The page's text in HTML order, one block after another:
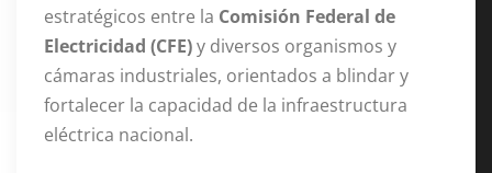
estratégicos entre la Comisión Federal de
Electricidad (CFE)y diversos organismos y
cámaras industriales, orientados a blindar y
fortalecer la capacidad de la infraestructura
eléctrica nacional.